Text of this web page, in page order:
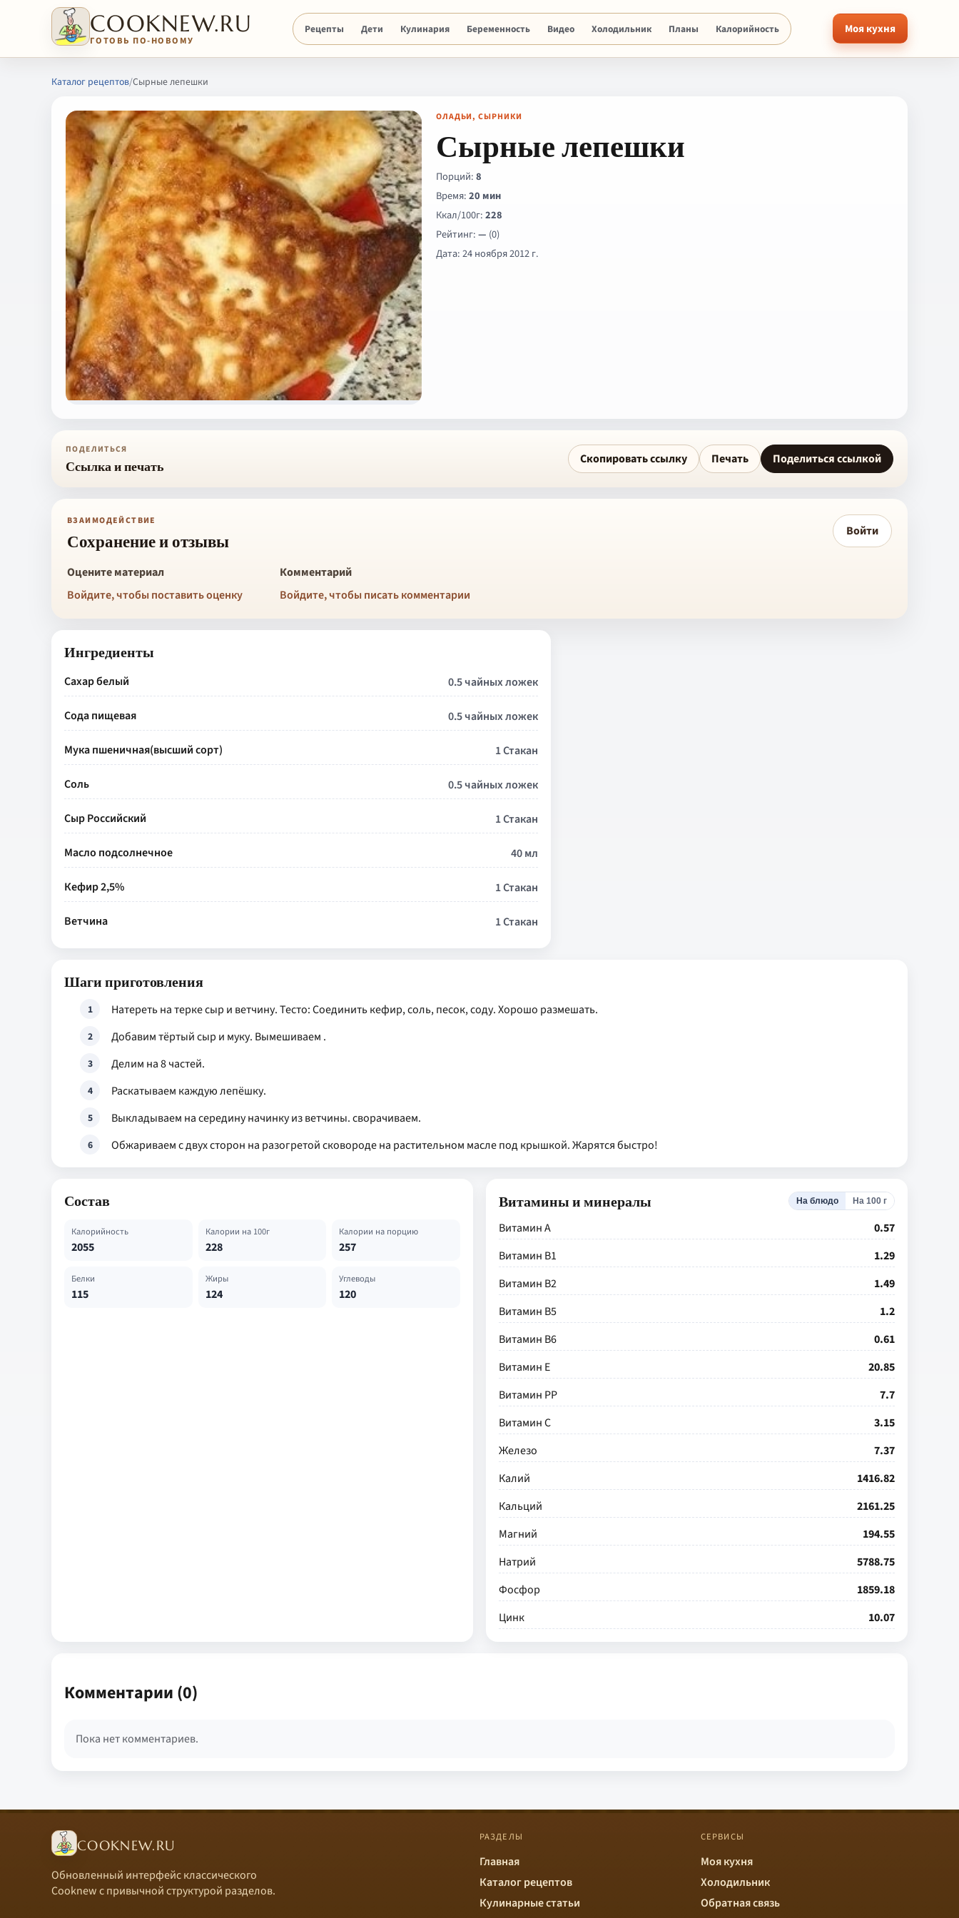
COOKNEW.RU
ГОТОВЬ ПО-НОВОМУ
Рецепты Дети Кулинария Беременность Видео Холодильник Планы Калорийность Моя кухня
Каталог рецептов/Сырные лепешки
ОЛАДЬИ, СЫРНИКИ
Сырные лепешки
Порций:8
Время:20 мин
Ккал/100г:228
Рейтинг:— (0)
Дата: 24 ноября 2012 г.
ПОДЕЛИТЬСЯ
Ссылка и печать Скопировать ссылку Печать Поделиться ссылкой
ВЗАИМОДЕЙСТВИЕ
Сохранение и отзывы Войти
Оцените материал
Войдите, чтобы поставить оценку
Комментарий
Войдите, чтобы писать комментарии
Ингредиенты
Сахар белый 0.5 чайных ложек
Сода пищевая 0.5 чайных ложек
Мука пшеничная(высший сорт) 1 Стакан
Соль 0.5 чайных ложек
Сыр Российский 1 Стакан
Масло подсолнечное 40 мл
Кефир 2,5% 1 Стакан
Ветчина 1 Стакан
Шаги приготовления
1 Натереть на терке сыр и ветчину. Тесто: Соединить кефир, соль, песок, соду. Хорошо размешать.
2 Добавим тёртый сыр и муку. Вымешиваем .
3 Делим на 8 частей.
4 Раскатываем каждую лепёшку.
5 Выкладываем на середину начинку из ветчины. сворачиваем.
6 Обжариваем с двух сторон на разогретой сковороде на растительном масле под крышкой. Жарятся быстро!
Состав
Калорийность
2055
Калории на 100г
228
Калории на порцию
257
Белки
115
Жиры
124
Углеводы
120
Витамины и минералы На блюдо На 100 г
Витамин А
0.57
Витамин В1
1.29
Витамин В2
1.49
Витамин В5
1.2
Витамин В6
0.61
Витамин Е
20.85
Витамин РР
7.7
Витамин С
3.15
Железо
7.37
Калий
1416.82
Кальций
2161.25
Магний
194.55
Натрий
5788.75
Фосфор
1859.18
Цинк
10.07
Комментарии (0)
Пока нет комментариев.
COOKNEW.RU
Обновленный интерфейс классического
Cooknew с привычной структурой разделов.
РАЗДЕЛЫ
Главная
Каталог рецептов
Кулинарные статьи
СЕРВИСЫ
Моя кухня
Холодильник
Обратная связь